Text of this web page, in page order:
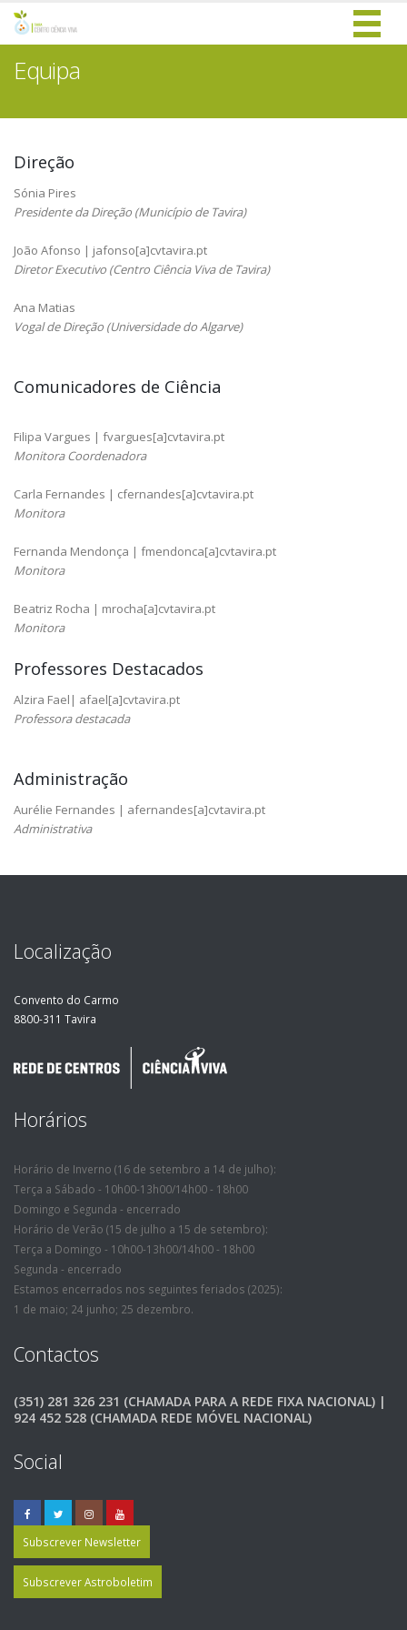
Equipa
Direção
Sónia Pires
Presidente da Direção (Município de Tavira)
João Afonso | jafonso[a]cvtavira.pt
Diretor Executivo (Centro Ciência Viva de Tavira)
Ana Matias
Vogal de Direção (Universidade do Algarve)
Comunicadores de Ciência
Filipa Vargues | fvargues[a]cvtavira.pt
Monitora Coordenadora
Carla Fernandes | cfernandes[a]cvtavira.pt
Monitora
Fernanda Mendonça | fmendonca[a]cvtavira.pt
Monitora
Beatriz Rocha | mrocha[a]cvtavira.pt
Monitora
Professores Destacados
Alzira Fael| afael[a]cvtavira.pt
Professora destacada
Administração
Aurélie Fernandes | afernandes[a]cvtavira.pt
Administrativa
Localização
Convento do Carmo
8800-311 Tavira
Horários
Horário de Inverno (16 de setembro a 14 de julho):
Terça a Sábado - 10h00-13h00/14h00 - 18h00
Domingo e Segunda - encerrado
Horário de Verão (15 de julho a 15 de setembro):
Terça a Domingo - 10h00-13h00/14h00 - 18h00
Segunda - encerrado
Estamos encerrados nos seguintes feriados (2025):
1 de maio; 24 junho; 25 dezembro.
Contactos
(351) 281 326 231 (CHAMADA PARA A REDE FIXA NACIONAL) |
924 452 528 (CHAMADA REDE MÓVEL NACIONAL)
Social
Subscrever Newsletter
Subscrever Astroboletim